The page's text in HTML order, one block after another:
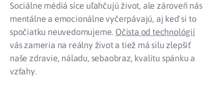
Sociálne médiá síce uľahčujú život, ale zároveň nás
mentálne a emocionálne vyčerpávajú, aj keď si to
spočiatku neuvedomujeme. Očista od technológií
vás zameria na reálny život a tiež má silu zlepšiť
naše zdravie, náladu, sebaobraz, kvalitu spánku a
vzťahy.